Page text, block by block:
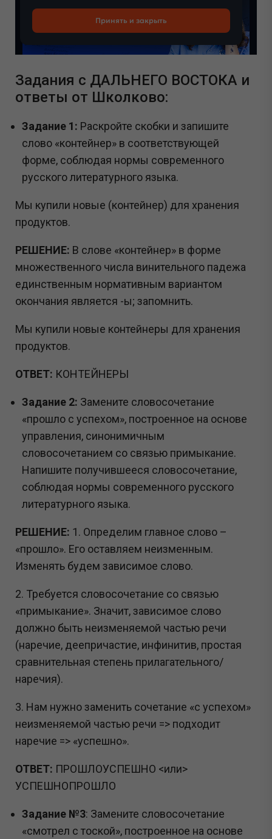
Задания с ДАЛЬНЕГО ВОСТОКА и
ответы от Школково:
Задание 1: Раскройте скобки и запишите
слово «контейнер» в соответствующей
форме, соблюдая нормы современного
русского литературного языка.
Мы купили новые (контейнер) для хранения
продуктов.
РЕШЕНИЕ: В слове «контейнер» в форме
множественного числа винительного падежа
единственным нормативным вариантом
окончания является -ы; запомнить.
Мы купили новые контейнеры для хранения
продуктов.
ОТВЕТ: КОНТЕЙНЕРЫ
Задание 2: Замените словосочетание
«прошло с успехом», построенное на основе
управления, синонимичным
словосочетанием со связью примыкание.
Напишите получившееся словосочетание,
соблюдая нормы современного русского
литературного языка.
РЕШЕНИЕ: 1. Определим главное слово –
«прошло». Его оставляем неизменным.
Изменять будем зависимое слово.
2. Требуется словосочетание со связью
«примыкание». Значит, зависимое слово
должно быть неизменяемой частью речи
(наречие, деепричастие, инфинитив, простая
сравнительная степень прилагательного/
наречия).
3. Нам нужно заменить сочетание «с успехом»
неизменяемой частью речи => подходит
наречие => «успешно».
ОТВЕТ: ПРОШЛОУСПЕШНО <или>
УСПЕШНОПРОШЛО
Задание №3: Замените словосочетание
«смотрел с тоской», построенное на основе